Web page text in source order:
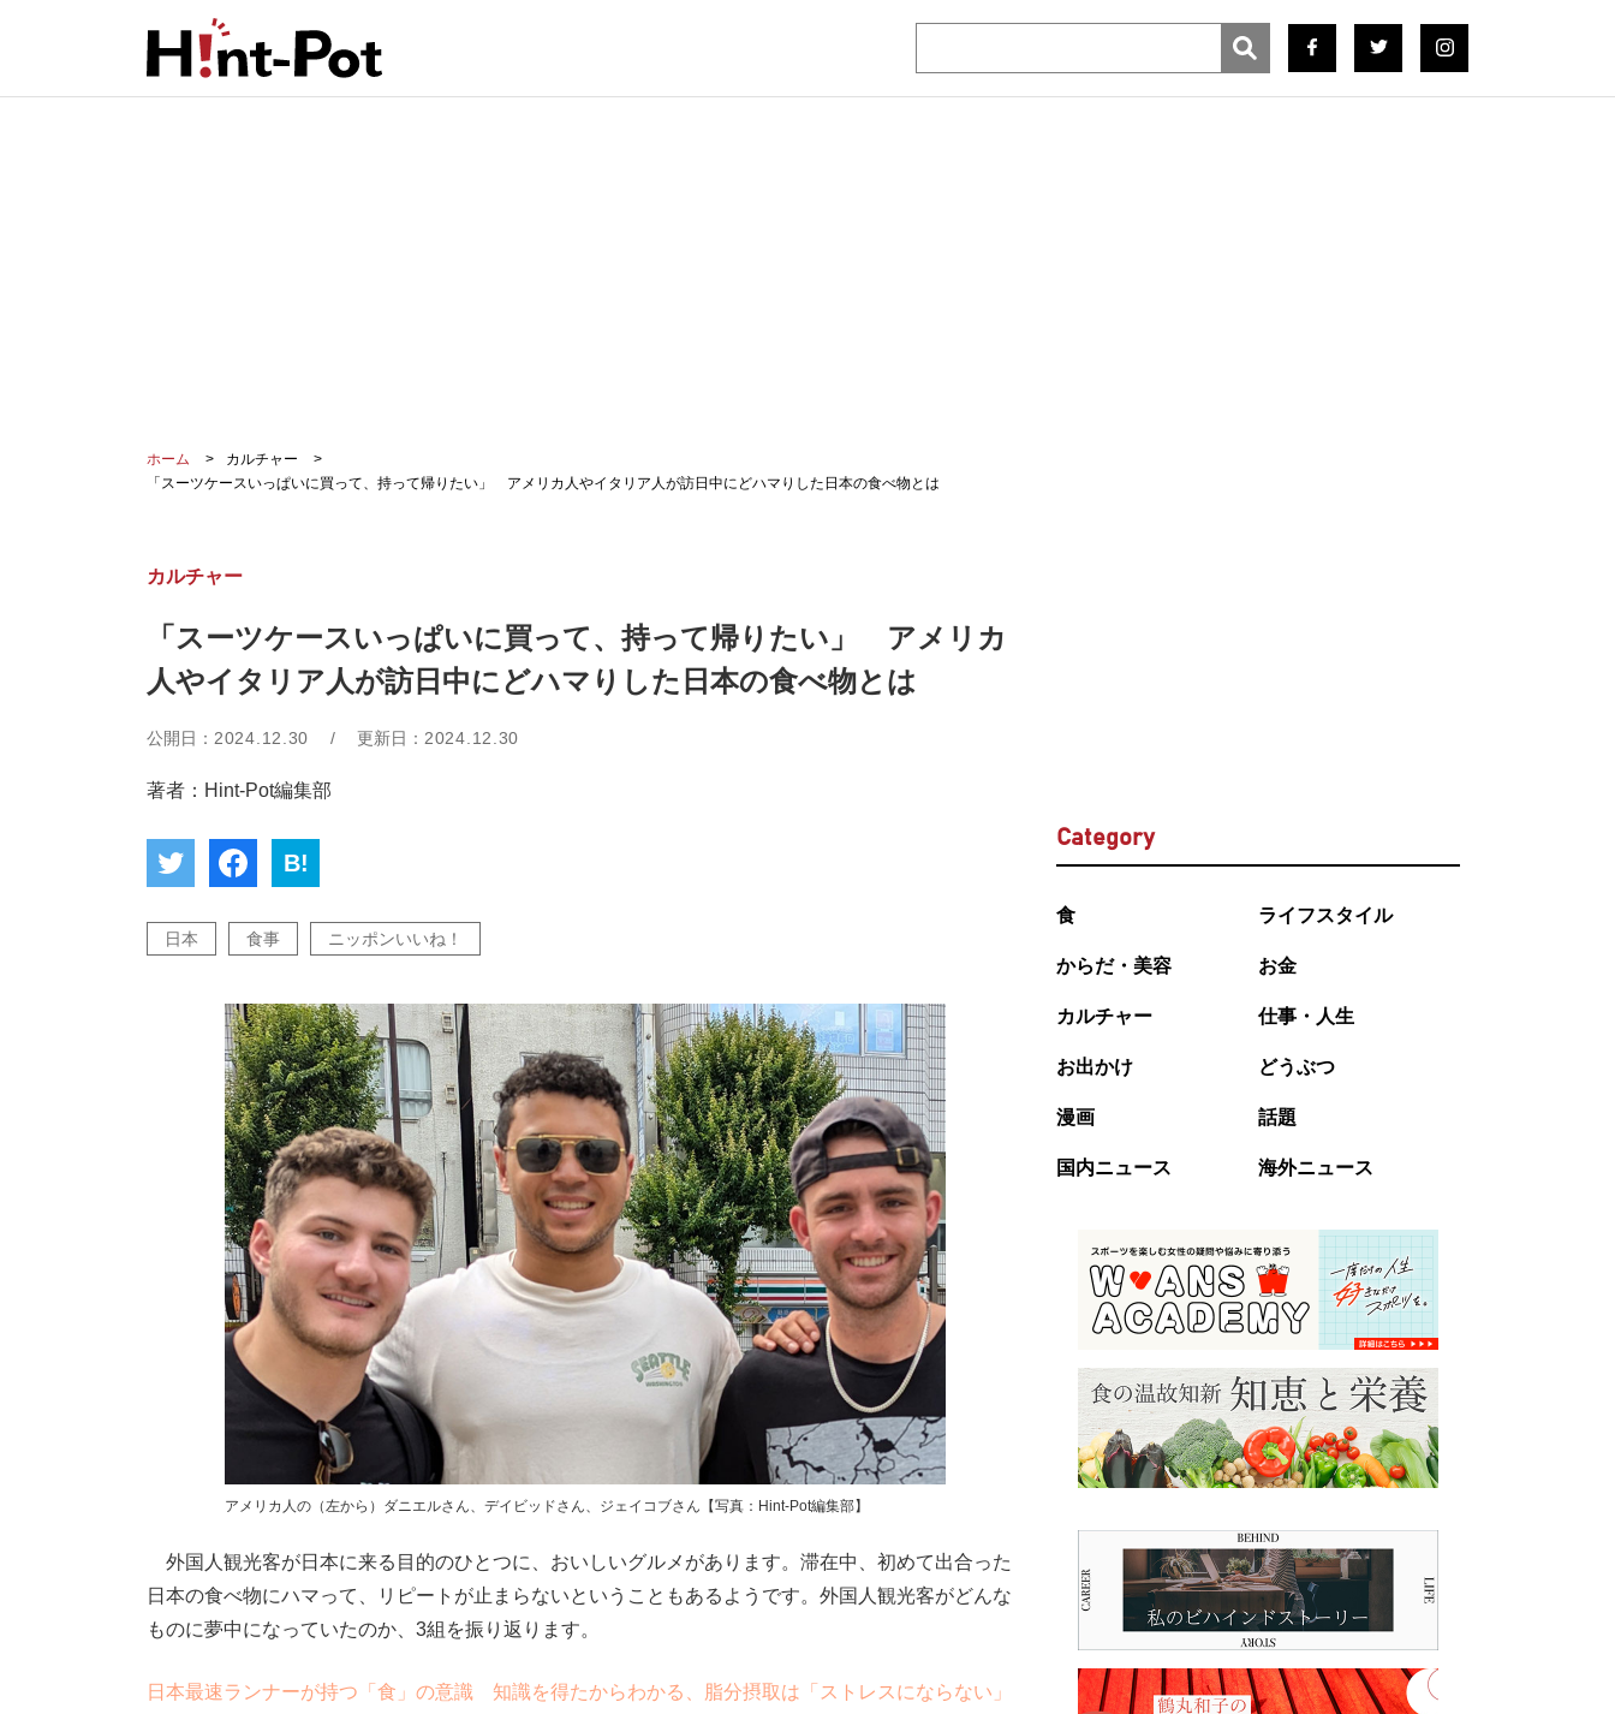
ホーム
カルチャー
「スーツケースいっぱいに買って、持って帰りたい」 アメリカ人やイタリア人が訪日中にどハマりした日本の食べ物とは
カルチャー
「スーツケースいっぱいに買って、持って帰りたい」 アメリカ
人やイタリア人が訪日中にどハマりした日本の食べ物とは
公開日： 2024.12.30 / 更新日： 2024.12.30
著者：Hint-Pot編集部
B!
日本 食事 ニッポンいいね！
アメリカ人の（左から）ダニエルさん、デイビッドさん、ジェイコブさん【写真：Hint-Pot編集部】
外国人観光客が日本に来る目的のひとつに、おいしいグルメがあります。滞在中、初めて出合った
日本の食べ物にハマって、リピートが止まらないということもあるようです。外国人観光客がどんな
ものに夢中になっていたのか、3組を振り返ります。
日本最速ランナーが持つ「食」の意識 知識を得たからわかる、脂分摂取は「ストレスにならない」
Category
食 ライフスタイル
からだ・美容 お金
カルチャー 仕事・人生
お出かけ どうぶつ
漫画 話題
国内ニュース 海外ニュース